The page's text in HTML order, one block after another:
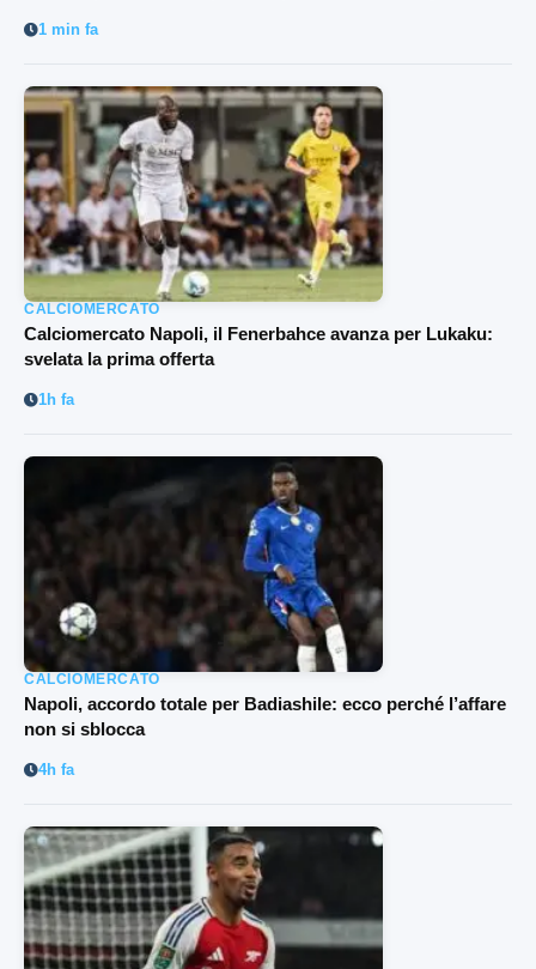
1 min fa
CALCIOMERCATO
Calciomercato Napoli, il Fenerbahce avanza per Lukaku:
svelata la prima offerta
1h fa
CALCIOMERCATO
Napoli, accordo totale per Badiashile: ecco perché l’affare
non si sblocca
4h fa